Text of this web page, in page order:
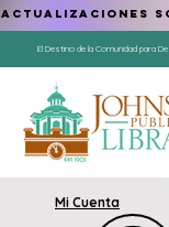
El Destino de la Comunidad para
Mi Cuenta
ACTUALIZACIONES